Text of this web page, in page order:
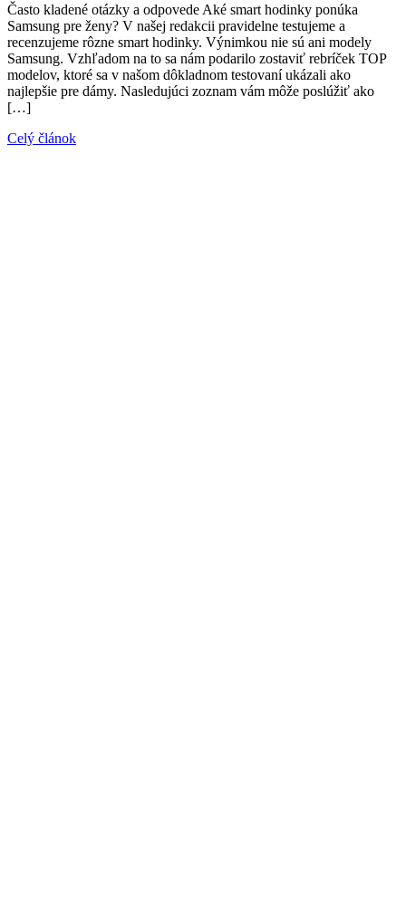
Často kladené otázky a odpovede Aké smart hodinky ponúka
Samsung pre ženy? V našej redakcii pravidelne testujeme a
recenzujeme rôzne smart hodinky. Výnimkou nie sú ani modely
Samsung. Vzhľadom na to sa nám podarilo zostaviť rebríček TOP
modelov, ktoré sa v našom dôkladnom testovaní ukázali ako
najlepšie pre dámy. Nasledujúci zoznam vám môže poslúžiť ako
[…]
Celý článok